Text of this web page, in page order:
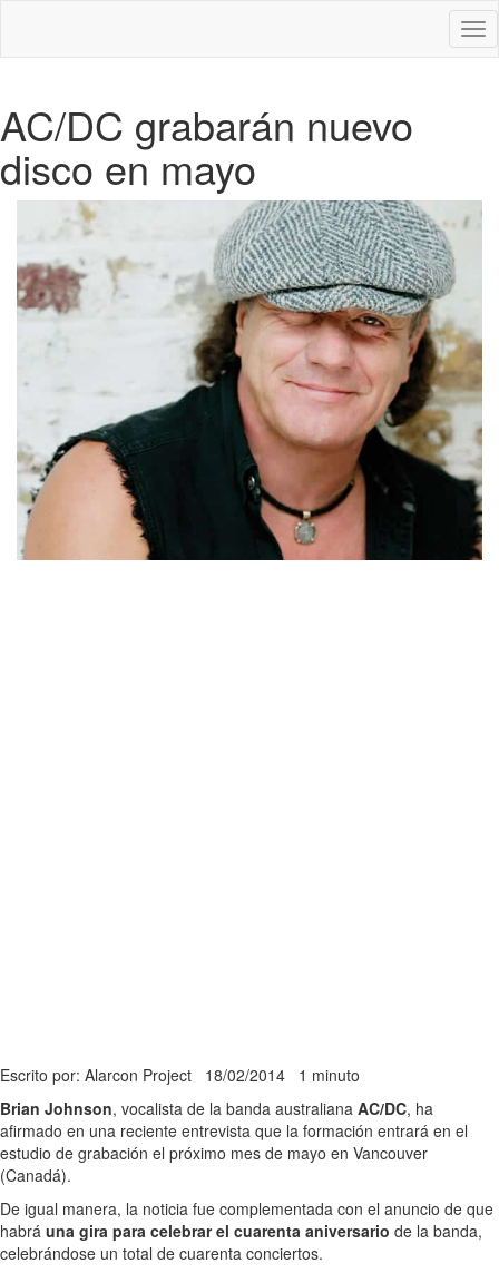
AC/DC grabarán nuevo
disco en mayo
Escrito por: Alarcon Project 18/02/2014 1 minuto
Brian Johnson, vocalista de la banda australiana AC/DC, ha
afirmado en una reciente entrevista que la formación entrará en el
estudio de grabación el próximo mes de mayo en Vancouver
(Canadá).
De igual manera, la noticia fue complementada con el anuncio de que
habrá una gira para celebrar el cuarenta aniversario de la banda,
celebrándose un total de cuarenta conciertos.